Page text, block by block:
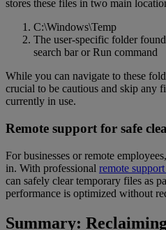
stores these files in two main
C:\Windows\Temp
The user-specific folder
search bar or Run command
While you can navigate to these
crucial to be cautious and skip any
currently in use.
Remote support for safe
For businesses or remote
in. With professional remote
can safely clear temporary files as
performance is optimized without
Summary: